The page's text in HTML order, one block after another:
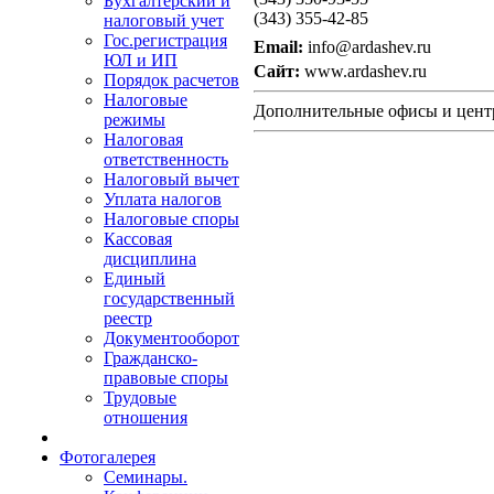
налоговый учет
Гос.регистрация
ЮЛ и ИП
Порядок расчетов
Налоговые
режимы
Налоговая
ответственность
Налоговый вычет
Уплата налогов
Налоговые споры
Кассовая
дисциплина
Единый
государственный
реестр
Документооборот
Гражданско-
правовые споры
Трудовые
отношения
Фотогалерея
Семинары.
(343) 355-42-85
Email: info@ardashev.ru
Сайт: www.ardashev.ru
Дополнительные офисы и